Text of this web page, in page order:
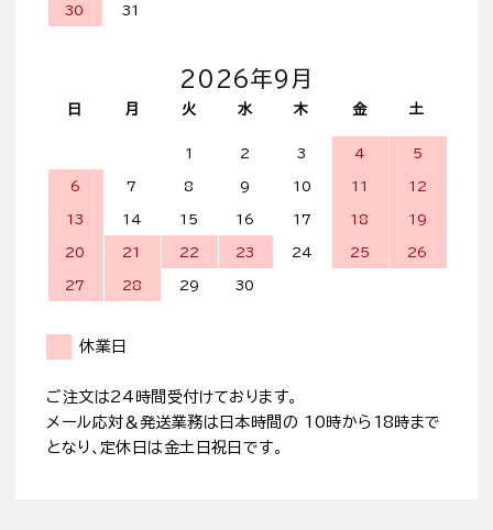
30 31
2026年9月
日 月 火 水 木 金 土
1 2 3 4 5
6 7 8 9 10 11 12
13 14 15 16 17 18 19
20 21 22 23 24 25 26
27 28 29 30
休業日
ご注文は24時間受付けております。
メール応対＆発送業務は日本時間の 10時から18時まで
となり、定休日は金土日祝日です。